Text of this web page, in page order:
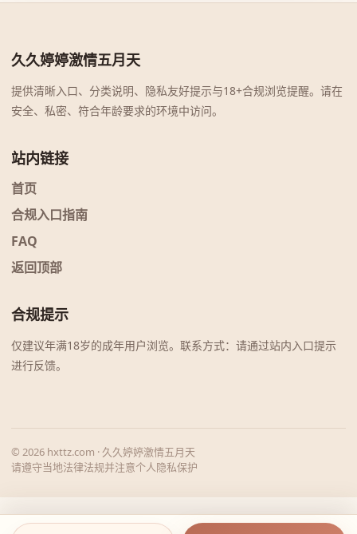
久久婷婷激情五月天
提供清晰入口、分类说明、隐私友好提示与18+合规浏览提醒。请在
安全、私密、符合年龄要求的环境中访问。
站内链接
首页
合规入口指南
FAQ
返回顶部
合规提示
仅建议年满18岁的成年用户浏览。联系方式：请通过站内入口提示
进行反馈。
© 2026 hxttz.com · 久久婷婷激情五月天
请遵守当地法律法规并注意个人隐私保护